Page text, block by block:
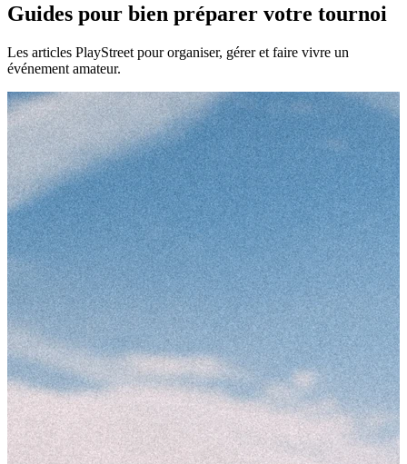
Guides pour bien préparer votre tournoi
Les articles PlayStreet pour organiser, gérer et faire vivre un
événement amateur.